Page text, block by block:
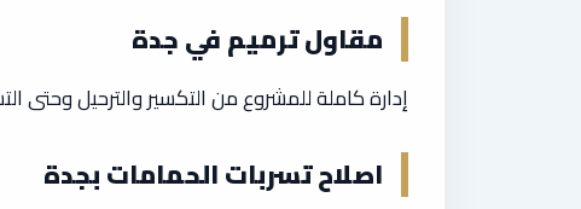
مقاول ترميم في جدة
إدارة كاملة للمشروع من التكسير والترحيل وحتى
اصلاح تسربات الحمامات بجدة